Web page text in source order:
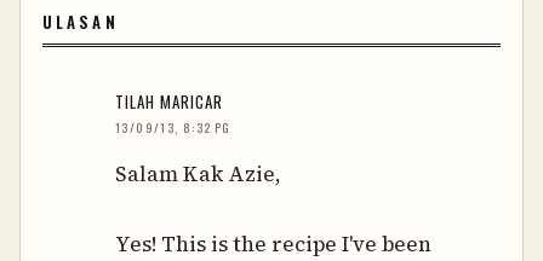
ULASAN
TILAH MARICAR
13/09/13, 8:32 PG
Salam Kak Azie,
Yes! This is the recipe I've been